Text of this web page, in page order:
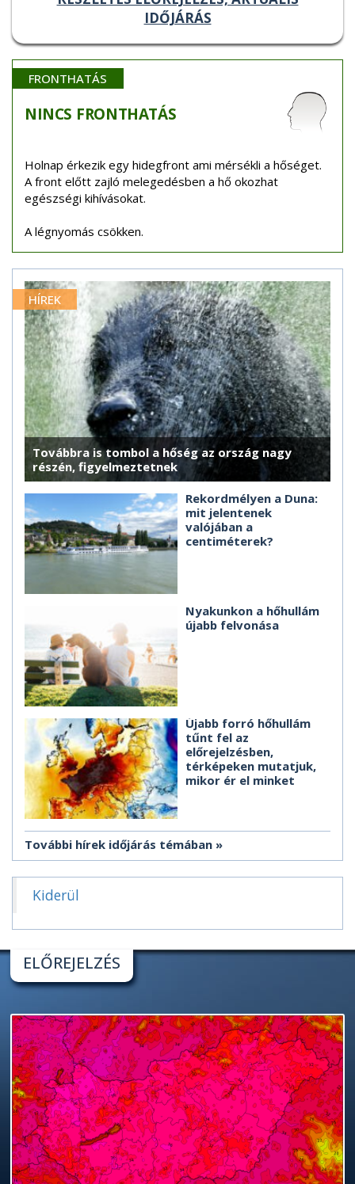
IDŐJÁRÁS
FRONTHATÁS
NINCS FRONTHATÁS
Holnap érkezik egy hidegfront ami mérsékli a hőséget.
A front előtt zajló melegedésben a hő okozhat
egészségi kihívásokat.
A légnyomás csökken.
HÍREK
Továbbra is tombol a hőség az ország nagy
részén, figyelmeztetnek
Rekordmélyen a Duna:
mit jelentenek
valójában a
centiméterek?
Nyakunkon a hőhullám
újabb felvonása
Újabb forró hőhullám
tűnt fel az
előrejelzésben,
térképeken mutatjuk,
mikor ér el minket
További hírek időjárás témában
Kiderül
ELŐREJELZÉS